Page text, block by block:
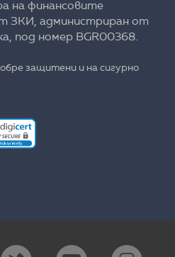
на финансовите
ЗКИ, администриран от
под номер BGR00368.
защитени и на сигурно